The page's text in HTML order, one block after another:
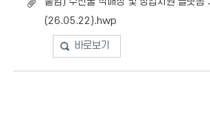
(26.05.22).hwp
바로보기